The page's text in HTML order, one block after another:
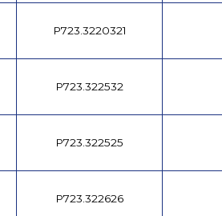
P723.3220321
P723.322532
P723.322525
P723.322626